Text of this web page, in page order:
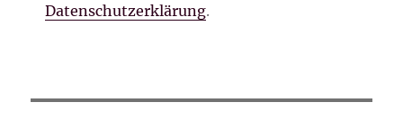
Datenschutzerklärung.